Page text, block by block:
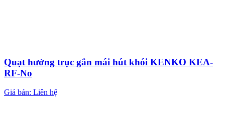
Quạt hướng trục gắn mái hút khói KENKO KEA-
RF-No
Giá bán: Liên hệ